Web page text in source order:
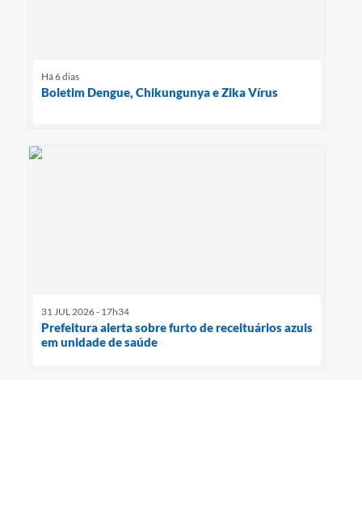
Há 6 dias
Boletim Dengue, Chikungunya e Zika Vírus
31 JUL 2026 - 17h34
Prefeitura alerta sobre furto de receituários azuis
em unidade de saúde